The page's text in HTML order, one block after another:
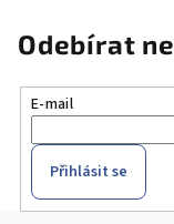
Odebírat
E-mail
Přihlásit se